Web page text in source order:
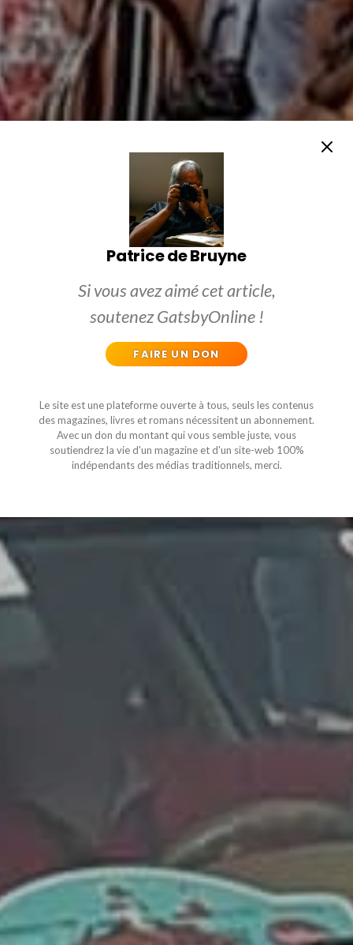
Patrice de Bruyne
Si vous avez aimé cet article,
soutenez GatsbyOnline !
FAIRE UN DON
Le site est une plateforme ouverte à tous, seuls les contenus
des magazines, livres et romans nécessitent un abonnement.
Avec un don du montant qui vous semble juste, vous
soutiendrez la vie d'un magazine et d'un site-web 100%
indépendants des médias traditionnels, merci.